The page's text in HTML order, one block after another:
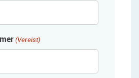
(Vereist)